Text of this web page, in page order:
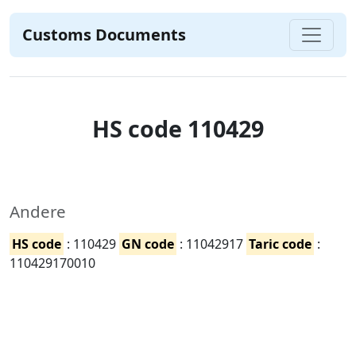
Customs Documents
HS code 110429
Andere
HS code : 110429 GN code : 11042917 Taric code :
110429170010